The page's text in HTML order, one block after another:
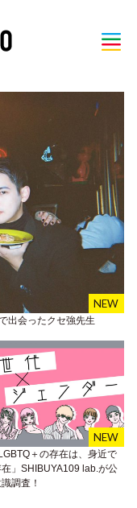
出会ったクセ強先生
＋の存在は、身近で
」SHIBUYA109 lab.が公
調査！